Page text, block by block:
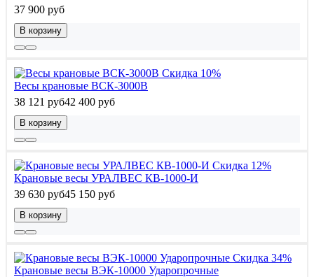
37 900 руб
В корзину
Скидка 10%
Весы крановые ВСК-3000В
38 121 руб42 400 руб
В корзину
Скидка 12%
Крановые весы УРАЛВЕС КВ-1000-И
39 630 руб45 150 руб
В корзину
Скидка 34%
Крановые весы ВЭК-10000 Ударопрочные